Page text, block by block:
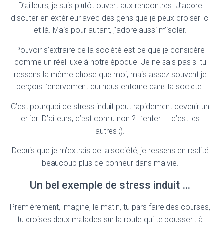
D’ailleurs, je suis plutôt ouvert aux rencontres. J’adore
discuter en extérieur avec des gens que je peux croiser ici
et là. Mais pour autant, j’adore aussi m’isoler.
Pouvoir s’extraire de la société est-ce que je considère
comme un réel luxe à notre époque. Je ne sais pas si tu
ressens la même chose que moi, mais assez souvent je
perçois l’énervement qui nous entoure dans la société.
C’est pourquoi ce stress induit peut rapidement devenir un
enfer. D’ailleurs, c’est connu non ? L’enfer … c’est les
autres ;).
Depuis que je m’extrais de la société, je ressens en réalité
beaucoup plus de bonheur dans ma vie.
Un bel exemple de stress induit …
Premièrement, imagine, le matin, tu pars faire des courses,
tu croises deux malades sur la route qui te poussent à